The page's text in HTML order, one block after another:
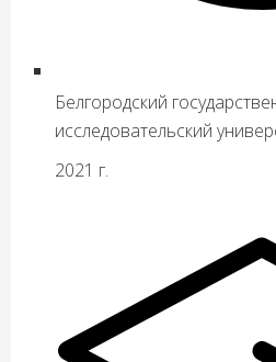
Белгородский
исследовательский
2021 г.